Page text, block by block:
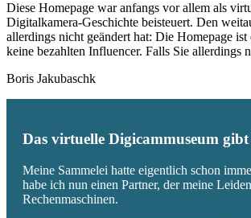
Diese Homepage war anfangs vor allem als
Digitalkamera-Geschichte beisteuert. Den
allerdings nicht geändert hat: Die Homepage
keine bezahlten Influencer. Falls Sie allerdings
Boris Jakubaschk
Das virtuelle Digicammuseum gibt
Meine Sammelei hatte eigentlich schon
habe ich nun einen Partner, der meine
Rechenmaschinen.